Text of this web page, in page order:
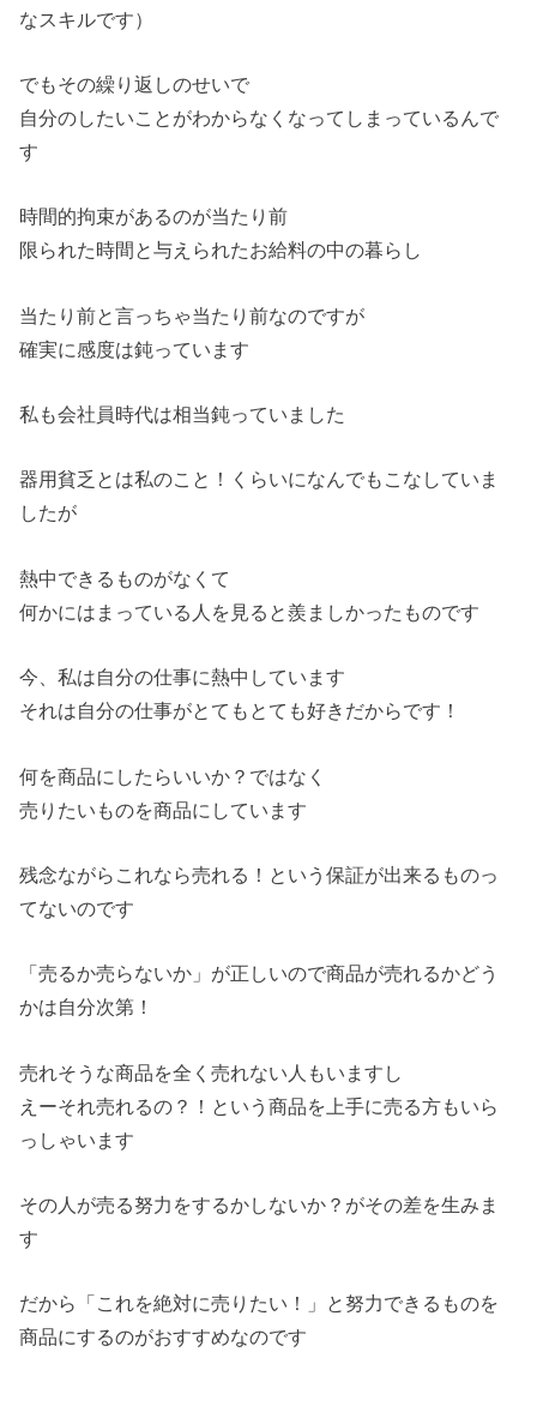
なスキルです）
でもその繰り返しのせいで
自分のしたいことがわからなくなってしまっているんで
す
時間的拘束があるのが当たり前
限られた時間と与えられたお給料の中の暮らし
当たり前と言っちゃ当たり前なのですが
確実に感度は鈍っています
私も会社員時代は相当鈍っていました
器用貧乏とは私のこと！くらいになんでもこなしていま
したが
熱中できるものがなくて
何かにはまっている人を見ると羨ましかったものです
今、私は自分の仕事に熱中しています
それは自分の仕事がとてもとても好きだからです！
何を商品にしたらいいか？ではなく
売りたいものを商品にしています
残念ながらこれなら売れる！という保証が出来るものっ
てないのです
「売るか売らないか」が正しいので商品が売れるかどう
かは自分次第！
売れそうな商品を全く売れない人もいますし
えーそれ売れるの？！という商品を上手に売る方もいら
っしゃいます
その人が売る努力をするかしないか？がその差を生みま
す
だから「これを絶対に売りたい！」と努力できるものを
商品にするのがおすすめなのです